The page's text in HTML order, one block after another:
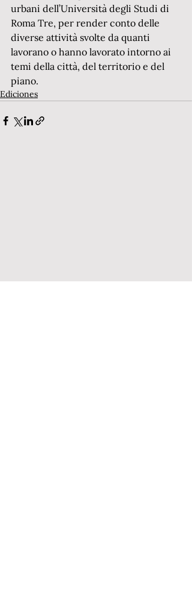
urbani dell’Università degli Studi di
Roma Tre, per render conto delle
diverse attività svolte da quanti
lavorano o hanno lavorato intorno ai
temi della città, del territorio e del
piano.
Ediciones